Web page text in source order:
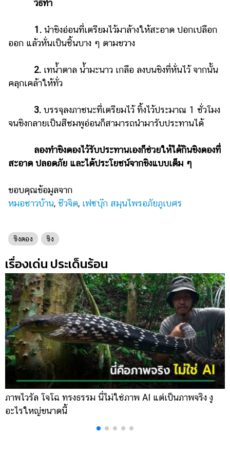
วิธีทำ
1. นำขิงอ่อนที่เตรียมไว้มาล้างให้สะอาด ปอกเปลือก
ออก แล้วหั่นเป็นชิ้นบาง ๆ ตามขวาง
2. เทน้ำตาล น้ำมะนาว เกลือ ลงบนขิงที่หั่นไว้ จากนั้น
คลุกเคล้าให้ทั่ว
3. บรรจุลงภาชนะที่เตรียมไว้ ทิ้งไว้ประมาณ 1 ชั่วโมง
จนขิงกลายเป็นสีชมพูอ่อนก็สามารถนำมารับประทานได้
ลองทำขิงดองไว้รับประทานเองก็ช่วยให้ได้กินขิงดองที่
สะอาด ปลอดภัย และได้ประโยชน์จากขิงแบบเต็ม ๆ
ขอบคุณข้อมูลจาก
หมอชาวบ้าน, ชีวจิต, เฟซบุ๊ก สมุนไพรอภัยภูเบศร
ขิงดอง ขิง
เรื่องเด่น ประเด็นร้อน
ภาพไวรัล โจโฉ ทรงธรรม นี่ไม่ใช่ภาพ AI แต่เป็นภาพจริง งู
อะไรใหญ่ขนาดนี้